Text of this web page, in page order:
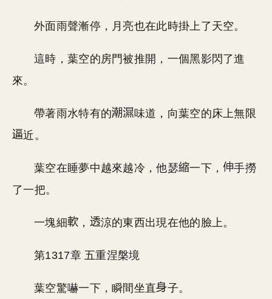
外面雨聲漸停，月亮也在此時掛上了天空。
這時，葉空的房門被推開，一個黑影閃了進
來。
帶著雨水特有的
味道，向葉空的床上無限
近。
葉空在睡夢中越來越冷，他瑟 一下，
手撈
了一把。
一塊細 ， 涼的東西出現在他的臉上。
第1317章 五重涅槃境
葉空驚嚇一下，瞬間坐直 子。